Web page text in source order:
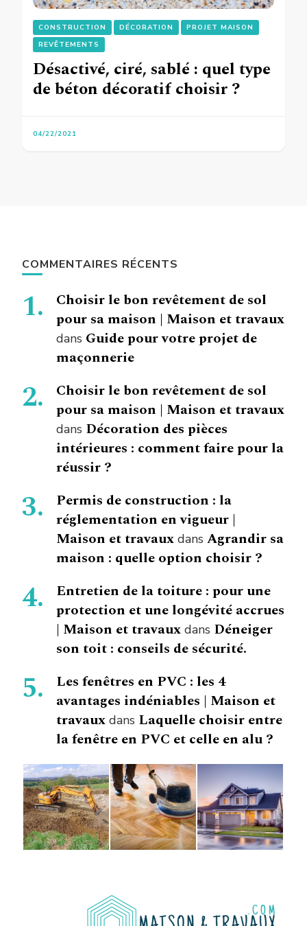
CONSTRUCTION DÉCORATION
PROJET MAISON
REVÊTEMENTS
Désactivé, ciré, sablé : quel type
de béton décoratif choisir ?
04/22/2021
COMMENTAIRES RÉCENTS
Choisir le bon revêtement de sol
pour sa maison | Maison et travaux
dans Guide pour votre projet de
maçonnerie
Choisir le bon revêtement de sol
pour sa maison | Maison et travaux
dans Décoration des pièces
intérieures : comment faire pour la
réussir ?
Permis de construction : la
réglementation en vigueur |
Maison et travaux dans Agrandir sa
maison : quelle option choisir ?
Entretien de la toiture : pour une
protection et une longévité accrues
| Maison et travaux dans Déneiger
son toit : conseils de sécurité.
Les fenêtres en PVC : les 4
avantages indéniables | Maison et
travaux dans Laquelle choisir entre
la fenêtre en PVC et celle en alu ?